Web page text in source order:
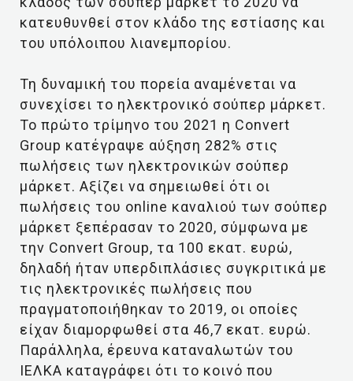
κατευθυνθεί στον κλάδο της εστίασης και
του υπόλοιπου λιανεμπορίου.
Τη δυναμική του πορεία αναμένεται να
συνεχίσει το ηλεκτρονικό σούπερ μάρκετ.
Το πρώτο τρίμηνο του 2021 η Convert
Group κατέγραψε αύξηση 282% στις
πωλήσεις των ηλεκτρονικών σούπερ
μάρκετ. Αξίζει να σημειωθεί ότι οι
πωλήσεις του online καναλιού των σούπερ
μάρκετ ξεπέρασαν το 2020, σύμφωνα με
την Convert Group, τα 100 εκατ. ευρώ,
δηλαδή ήταν υπερδιπλάσιες συγκριτικά με
τις ηλεκτρονικές πωλήσεις που
πραγματοποιήθηκαν το 2019, οι οποίες
είχαν διαμορφωθεί στα 46,7 εκατ. ευρώ.
Παράλληλα, έρευνα καταναλωτών του
ΙΕΛΚΑ καταγράφει ότι το κοινό που